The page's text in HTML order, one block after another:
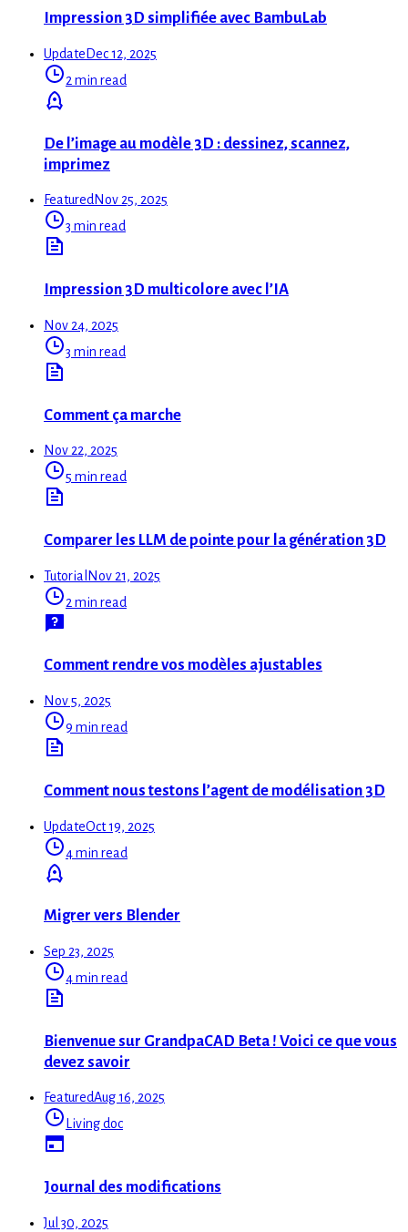
Impression 3D simplifiée avec BambuLab
Update Dec 12, 2025
2 min read
De l’image au modèle 3D : dessinez, scannez,
imprimez
FeaturedNov 25, 2025
3 min read
Impression 3D multicolore avec l’IA
Nov 24, 2025
3 min read
Comment ça marche
Nov 22, 2025
5 min read
Comparer les LLM de pointe pour la génération 3D
Tutorial Nov 21, 2025
2 min read
Comment rendre vos modèles ajustables
Nov 5, 2025
9 min read
Comment nous testons l’agent de modélisation 3D
UpdateOct 19, 2025
4 min read
Migrer vers Blender
Sep 23, 2025
4 min read
Bienvenue sur GrandpaCAD Beta ! Voici ce que vous
devez savoir
FeaturedAug 16, 2025
Living doc
Journal des modifications
Jul 30, 2025